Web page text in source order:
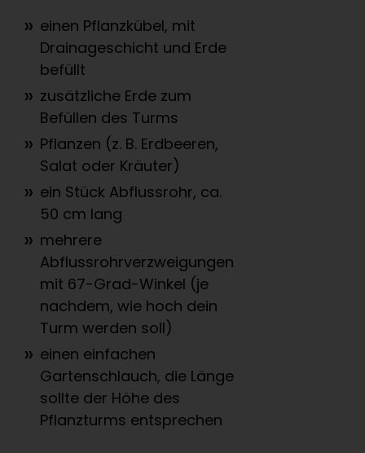
einen Pflanzkübel, mit
Drainageschicht und Erde
befüllt
zusätzliche Erde zum
Befüllen des Turms
Pflanzen (z. B. Erdbeeren,
Salat oder Kräuter)
ein Stück Abflussrohr, ca.
50 cm lang
mehrere
Abflussrohrverzweigungen
mit 67-Grad-Winkel (je
nachdem, wie hoch dein
Turm werden soll)
einen einfachen
Gartenschlauch, die Länge
sollte der Höhe des
Pflanzturms entsprechen